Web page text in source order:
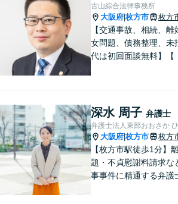
古山綜合法律事務所
大阪府 枚方市 枚方
【交通事故、相続、離
女問題、債務整理、未
代は初回面談無料】【
ヒアリングし、あらゆ
から解決策をご提案し
ります。
深水 周子 弁護士
弁護士法人東部おおさか
大阪府 枚方市 枚方
【枚方市駅徒歩1分】
題・不貞慰謝料請求な
事事件に精通する弁護